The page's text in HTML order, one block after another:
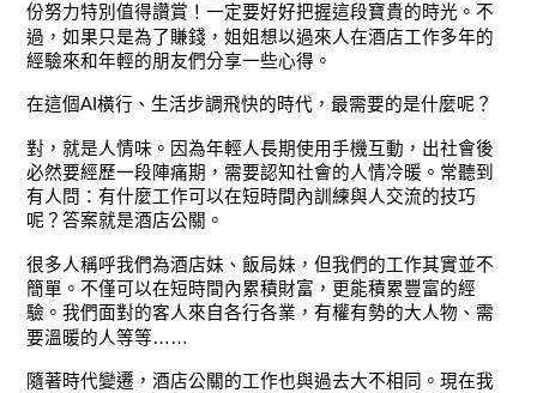
份努力特別值得讚賞！一定要好好把握這段寶貴的時光。不
過，如果只是為了賺錢，姐姐想以過來人在酒店工作多年的
經驗來和年輕的朋友們分享一些心得。
在這個AI橫行、生活步調飛快的時代，最需要的是什麼呢？
對，就是人情味。因為年輕人長期使用手機互動，出社會後
必然要經歷一段陣痛期，需要認知社會的人情冷暖。常聽到
有人問：有什麼工作可以在短時間內訓練與人交流的技巧
呢？答案就是酒店公關。
很多人稱呼我們為酒店妹、飯局妹，但我們的工作其實並不
簡單。不僅可以在短時間內累積財富，更能積累豐富的經
驗。我們面對的客人來自各行各業，有權有勢的大人物、需
要溫暖的人等等……
隨著時代變遷，酒店公關的工作也與過去大不相同。現在我